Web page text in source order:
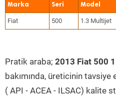
Marka Seri Model
Fiat 500 1.3 Multijet
Pratik araba; 2013 Fiat 500
bakımında, üreticinin
( API - ACEA - ILSAC) kalite